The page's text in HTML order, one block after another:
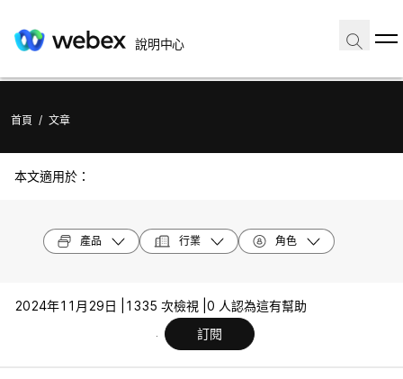
說明中心
首頁 / 文章
本文適用於：
產品 行業 角色
2024年11月29日 | 1335 次檢視 | 0 人認為這有幫助
訂閱